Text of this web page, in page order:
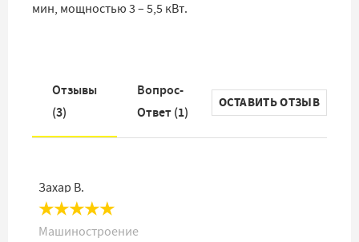
мин, мощностью 3 – 5,5 кВт.
Отзывы
(3)
Вопрос-
Ответ(1)
ОСТАВИТЬ ОТЗЫВ
Захар В.
★★★★★
Машиностроение